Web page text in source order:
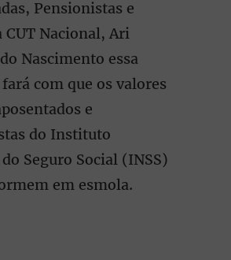
Pensionistas e
CUT Nacional, Ari
Nascimento essa
com que os valores
e
do Instituto
Seguro Social (INSS)
em esmola.